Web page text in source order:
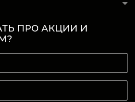
ПРО АКЦИИ И